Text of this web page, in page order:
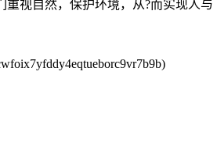
重视自然，保护环境，从?而实现人与